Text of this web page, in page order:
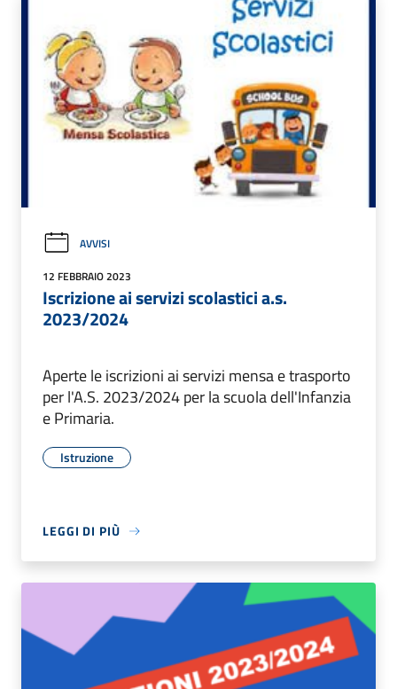
AVVISI
12 FEBBRAIO 2023
Iscrizione ai servizi scolastici a.s.
2023/2024
Aperte le iscrizioni ai servizi mensa e trasporto
per l'A.S. 2023/2024 per la scuola dell'Infanzia
e Primaria.
Istruzione
LEGGI DI PIÙ